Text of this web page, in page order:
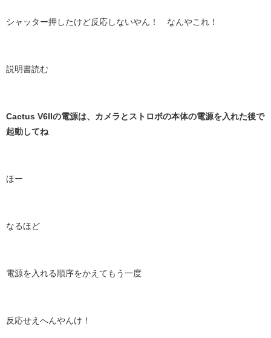
シャッター押したけど反応しないやん！ なんやこれ！
説明書読む
Cactus V6IIの電源は、カメラとストロボの本体の電源を入れた後で
起動してね
ほー
なるほど
電源を入れる順序をかえてもう一度
反応せえへんやんけ！